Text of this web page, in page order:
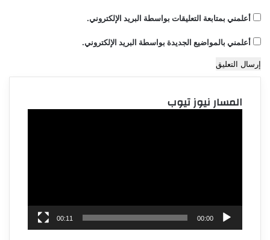
أعلمني بمتابعة التعليقات بواسطة البريد الإلكتروني.
أعلمني بالمواضيع الجديدة بواسطة البريد الإلكتروني.
المسار نيوز تيوب
00:00
00:11